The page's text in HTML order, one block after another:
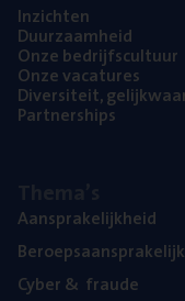
Inzich­ten
Duur­zaam­heid
Onze bedrijfs­cul­tuur
Onze vaca­tu­res
Diver­si­teit,
Part­ner­ships
Aan­spra­ke­lijk­heid
Cyber& fraude